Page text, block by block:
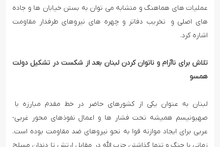
عملیات های هماهنگ و متشابه می توان به بستن خیابان ها و جاده
های اصلی و تخریب دفاتر و چهره های نیروهای طرفدار مقاومت
اشاره کرد.
تلاش برای ناآرام و ناتوان کردن لبنان بعد از شکست در تشکیل دولت
همسو
لبنان به عنوان یکی از کشورهای حاضر در خط مقدم مبارزه با
صهیونیسم همیشه تحت فشار ها و اعمال نفوذهای محور غربی-
عربی برای ایجاد موازنه قوا به نحو نیروهای ضد مقاومت بوده است.